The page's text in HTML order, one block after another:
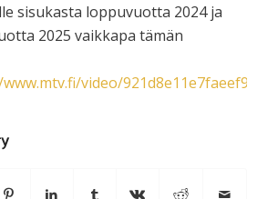
sisukasta loppuvuotta 2024 ja
2025 vaikkapa tämän
video/